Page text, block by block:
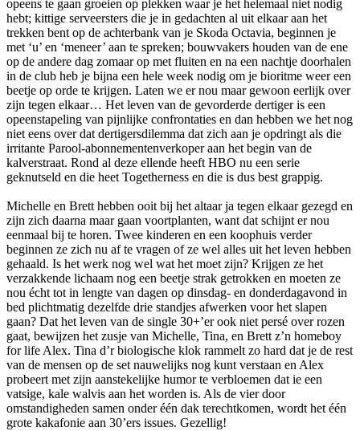
opeens te gaan groeien op plekken waar je het helemaal niet nodig
hebt; kittige serveersters die je in gedachten al uit elkaar aan het
trekken bent op de achterbank van je Skoda Octavia, beginnen je
met ‘u’ en ‘meneer’ aan te spreken; bouwvakers houden van de ene
op de andere dag zomaar op met fluiten en na een nachtje doorhalen
in de club heb je bijna een hele week nodig om je bioritme weer een
beetje op orde te krijgen. Laten we er nou maar gewoon eerlijk over
zijn tegen elkaar… Het leven van de gevorderde dertiger is een
opeenstapeling van pijnlijke confrontaties en dan hebben we het nog
niet eens over dat dertigersdilemma dat zich aan je opdringt als die
irritante Parool-abonnementenverkoper aan het begin van de
kalverstraat. Rond al deze ellende heeft HBO nu een serie
geknutseld en die heet Togetherness en die is dus best grappig.
Michelle en Brett hebben ooit bij het altaar ja tegen elkaar gezegd en
zijn zich daarna maar gaan voortplanten, want dat schijnt er nou
eenmaal bij te horen. Twee kinderen en een koophuis verder
beginnen ze zich nu af te vragen of ze wel alles uit het leven hebben
gehaald. Is het werk nog wel wat het moet zijn? Krijgen ze het
verzakkende lichaam nog een beetje strak getrokken en moeten ze
nou écht tot in lengte van dagen op dinsdag- en donderdagavond in
bed plichtmatig dezelfde drie standjes afwerken voor het slapen
gaan? Dat het leven van de single 30+’er ook niet persé over rozen
gaat, bewijzen het zusje van Michelle, Tina, en Brett z’n homeboy
for life Alex. Tina d’r biologische klok rammelt zo hard dat je de rest
van de mensen op de set nauwelijks nog kunt verstaan en Alex
probeert met zijn aanstekelijke humor te verbloemen dat ie een
vatsige, kale walvis aan het worden is. Als de vier door
omstandigheden samen onder één dak terechtkomen, wordt het één
grote kakafonie aan 30’ers issues. Gezellig!